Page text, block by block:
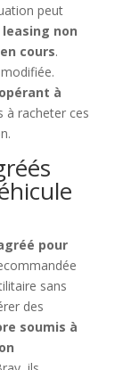
peut
leasing non
cours.
à
racheter ces
pour
sans
des
soumis à